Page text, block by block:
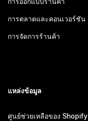
การตลาดและคอนเวอร์ชัน
การจัดการร้านค้า
แหล่งข้อมูล
ศูนย์ช่วยเหลือของ Shopify